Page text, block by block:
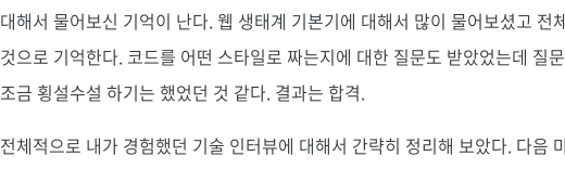
대해서 물어보신 기억이 난다. 웹 생태계 기본기에 대해서 많이 물어보셨고 전
것으로 기억한다. 코드를 어떤 스타일로 짜는지에 대한 질문도 받았었는데 질
조금 횡설수설 하기는 했었던 것 같다. 결과는 합격.
전체적으로 내가 경험했던 기술 인터뷰에 대해서 간략히 정리해 보았다. 다음